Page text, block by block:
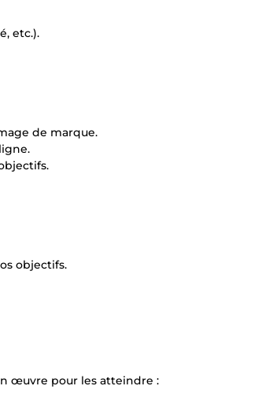
etc.).
de marque.
objectifs.
œuvre pour les atteindre :